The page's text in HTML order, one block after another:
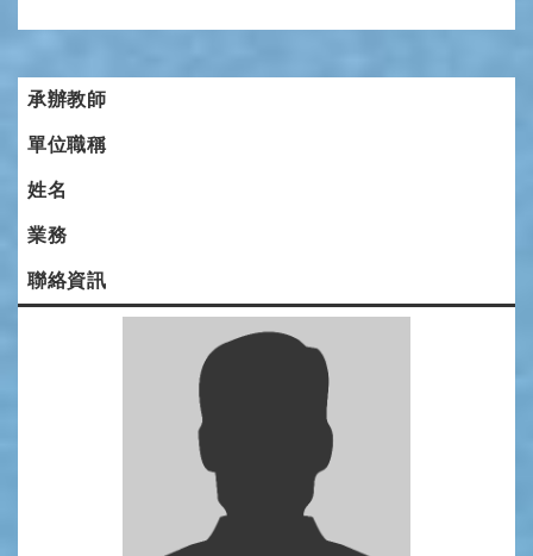
承辦教師
單位職稱
姓名
業務
聯絡資訊